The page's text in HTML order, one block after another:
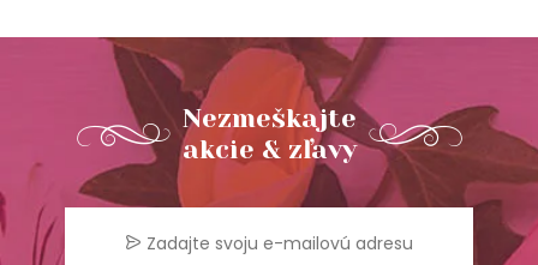
Nezmeškajte
akcie & zľavy